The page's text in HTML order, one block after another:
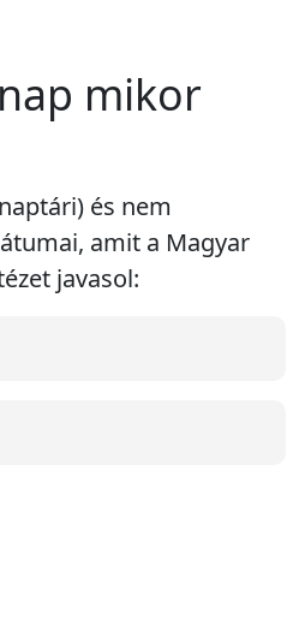
mikor
és nem
amit a Magyar
javasol: